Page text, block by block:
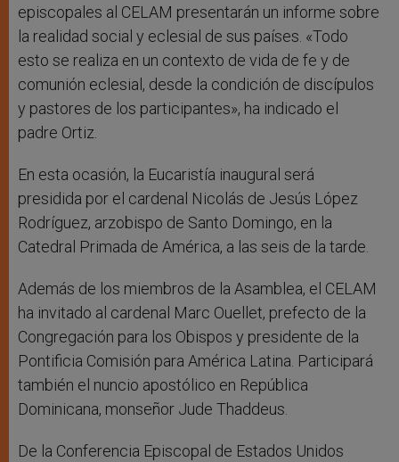
episcopales al CELAM presentarán un informe sobre
la realidad social y eclesial de sus países. «Todo
esto se realiza en un contexto de vida de fe y de
comunión eclesial, desde la condición de discípulos
y pastores de los participantes», ha indicado el
padre Ortiz.
En esta ocasión, la Eucaristía inaugural será
presidida por el cardenal Nicolás de Jesús López
Rodríguez, arzobispo de Santo Domingo, en la
Catedral Primada de América, a las seis de la tarde.
Además de los miembros de la Asamblea, el CELAM
ha invitado al cardenal Marc Ouellet, prefecto de la
Congregación para los Obispos y presidente de la
Pontificia Comisión para América Latina. Participará
también el nuncio apostólico en República
Dominicana, monseñor Jude Thaddeus.
De la Conferencia Episcopal de Estados Unidos